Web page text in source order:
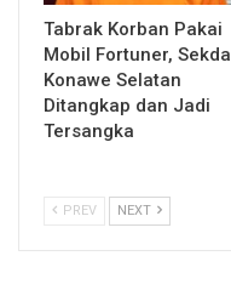
Tabrak Korban Pakai
Mobil Fortuner, Sekda
Konawe Selatan
Ditangkap dan Jadi
Tersangka
PREV NEXT